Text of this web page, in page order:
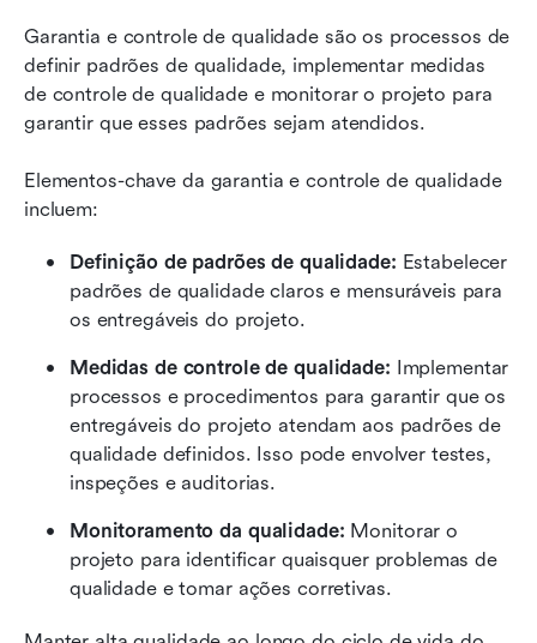
Garantia e controle de qualidade são os processos de
definir padrões de qualidade, implementar medidas
de controle de qualidade e monitorar o projeto para
garantir que esses padrões sejam atendidos.
Elementos-chave da garantia e controle de qualidade
incluem:
Definição de padrões de qualidade: Estabelecer
padrões de qualidade claros e mensuráveis para
os entregáveis do projeto.
Medidas de controle de qualidade: Implementar
processos e procedimentos para garantir que os
entregáveis do projeto atendam aos padrões de
qualidade definidos. Isso pode envolver testes,
inspeções e auditorias.
Monitoramento da qualidade: Monitorar o
projeto para identificar quaisquer problemas de
qualidade e tomar ações corretivas.